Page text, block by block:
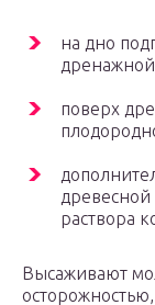
на дно
поверх
раствора
Высаживают